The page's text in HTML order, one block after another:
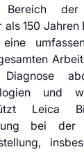
der
als 150
und
Leica
bei